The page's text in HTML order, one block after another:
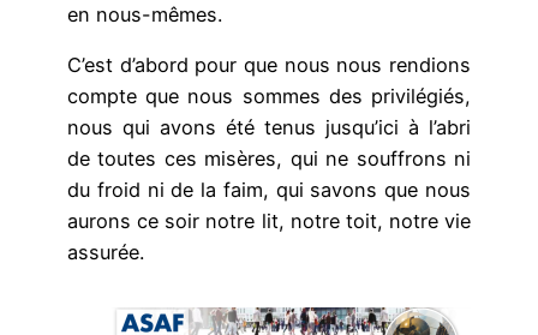
en nous-mêmes.
C’est d’abord pour que nous nous rendions
compte que nous sommes des privilégiés,
nous qui avons été tenus jusqu’ici à l’abri
de toutes ces misères, qui ne souffrons ni
du froid ni de la faim, qui savons que nous
aurons ce soir notre lit, notre toit, notre vie
assurée.